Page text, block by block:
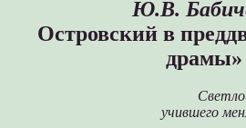
Ю.В.
Островский в
драмы»
учившего